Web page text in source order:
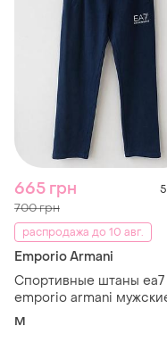
665 грн
700 грн
распродажа до 10 авг.
Emporio Armani
Спортивные штаны ea7
emporio armani
темно-синие, размер
M